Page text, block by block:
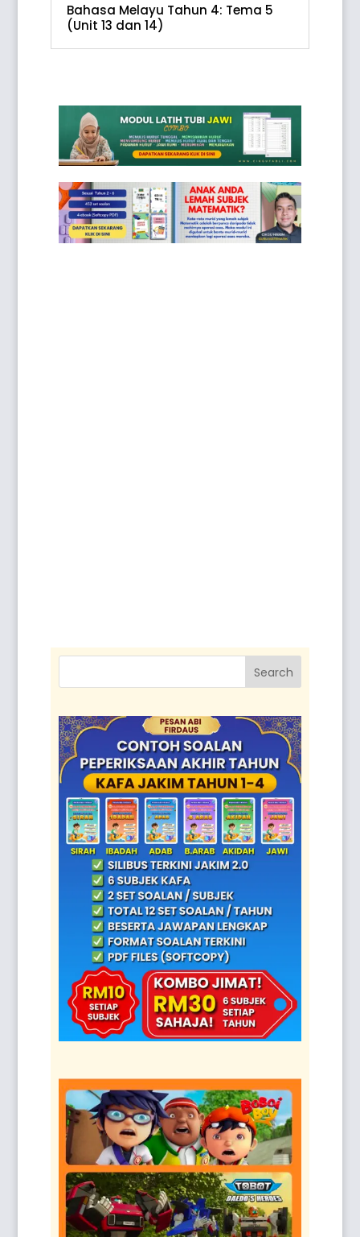
Bahasa Melayu Tahun 4: Tema 5
(Unit 13 dan 14)